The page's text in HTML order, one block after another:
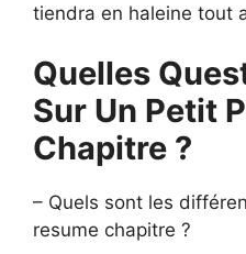
tiendra en haleine tout
Quelles
Sur Un Petit
Chapitre ?
– Quels sont les
resume chapitre ?